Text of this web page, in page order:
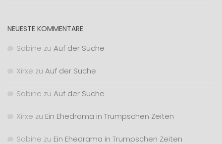
NEUESTE KOMMENTARE
Sabine zu Auf der Suche
Xirxe zu Auf der Suche
Sabine zu Auf der Suche
Xirxe zu Ein Ehedrama in Trumpschen Zeiten
Sabine zu Ein Ehedrama in Trumpschen Zeiten